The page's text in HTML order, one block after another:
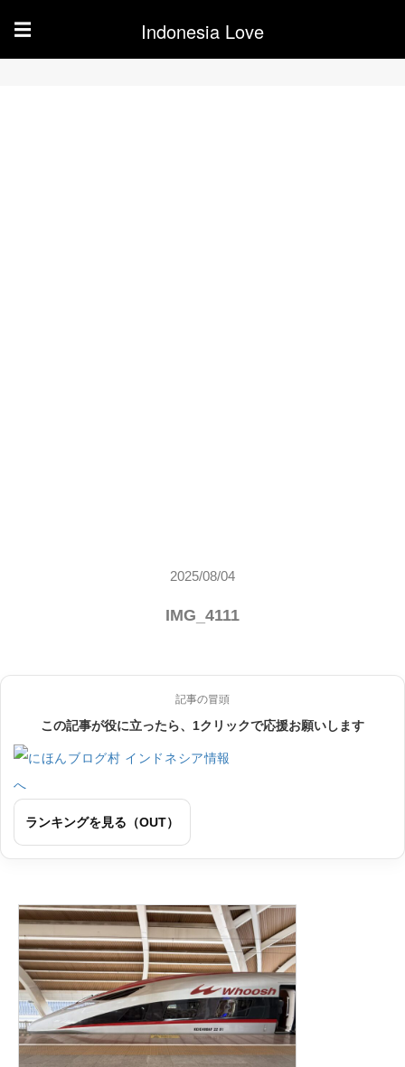
☰ Indonesia Love
2025/08/04
IMG_4111
記事の冒頭
この記事が役に立ったら、1クリックで応援お願いします
ランキングを見る（OUT）